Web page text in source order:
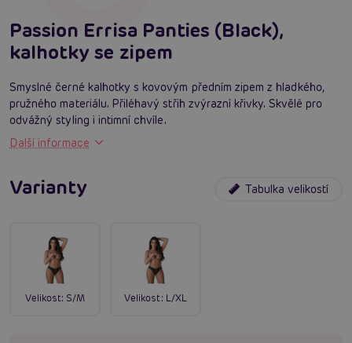
Passion Errisa Panties (Black),
kalhotky se zipem
Smyslné černé kalhotky s kovovým předním zipem z hladkého,
pružného materiálu. Přiléhavý střih zvýrazní křivky. Skvělé pro
odvážný styling i intimní chvíle.
Další informace
Varianty Tabulka velikostí
Velikost: S/M Velikost: L/XL